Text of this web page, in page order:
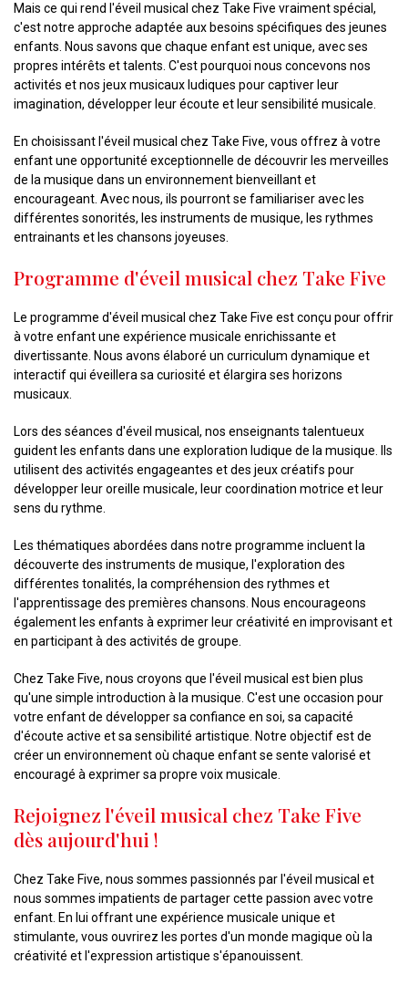
Mais ce qui rend l'éveil musical chez Take Five vraiment spécial,
c'est notre approche adaptée aux besoins spécifiques des jeunes
enfants. Nous savons que chaque enfant est unique, avec ses
propres intérêts et talents. C'est pourquoi nous concevons nos
activités et nos jeux musicaux ludiques pour captiver leur
imagination, développer leur écoute et leur sensibilité musicale.
En choisissant l'éveil musical chez Take Five, vous offrez à votre
enfant une opportunité exceptionnelle de découvrir les merveilles
de la musique dans un environnement bienveillant et
encourageant. Avec nous, ils pourront se familiariser avec les
différentes sonorités, les instruments de musique, les rythmes
entrainants et les chansons joyeuses.
Programme d'éveil musical chez Take Five
Le programme d'éveil musical chez Take Five est conçu pour offrir
à votre enfant une expérience musicale enrichissante et
divertissante. Nous avons élaboré un curriculum dynamique et
interactif qui éveillera sa curiosité et élargira ses horizons
musicaux.
Lors des séances d'éveil musical, nos enseignants talentueux
guident les enfants dans une exploration ludique de la musique. Ils
utilisent des activités engageantes et des jeux créatifs pour
développer leur oreille musicale, leur coordination motrice et leur
sens du rythme.
Les thématiques abordées dans notre programme incluent la
découverte des instruments de musique, l'exploration des
différentes tonalités, la compréhension des rythmes et
l'apprentissage des premières chansons. Nous encourageons
également les enfants à exprimer leur créativité en improvisant et
en participant à des activités de groupe.
Chez Take Five, nous croyons que l'éveil musical est bien plus
qu'une simple introduction à la musique. C'est une occasion pour
votre enfant de développer sa confiance en soi, sa capacité
d'écoute active et sa sensibilité artistique. Notre objectif est de
créer un environnement où chaque enfant se sente valorisé et
encouragé à exprimer sa propre voix musicale.
Rejoignez l'éveil musical chez Take Five
dès aujourd'hui !
Chez Take Five, nous sommes passionnés par l'éveil musical et
nous sommes impatients de partager cette passion avec votre
enfant. En lui offrant une expérience musicale unique et
stimulante, vous ouvrirez les portes d'un monde magique où la
créativité et l'expression artistique s'épanouissent.